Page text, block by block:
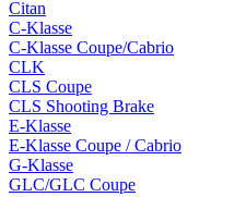
Citan
C-Klasse
C-Klasse Coupe/Cabrio
CLK
CLS Coupe
CLS Shooting Brake
E-Klasse
E-Klasse Coupe / Cabrio
G-Klasse
GLC/GLC Coupe